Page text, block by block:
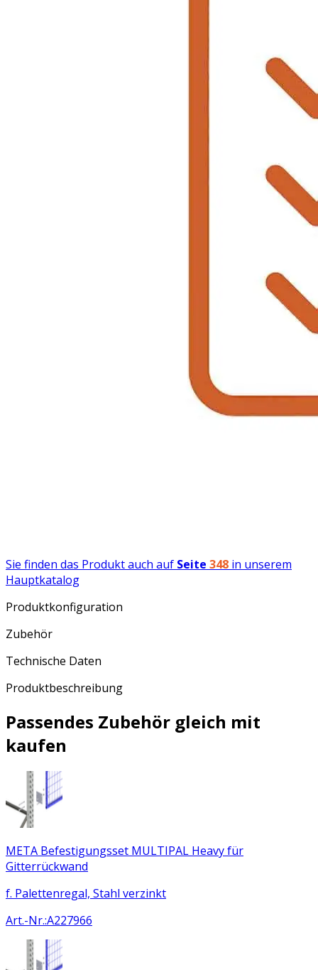
Sie finden das Produkt auch auf Seite 348 in unserem
Hauptkatalog
Produktkonfiguration
Zubehör
Technische Daten
Produktbeschreibung
Passendes Zubehör gleich mit
kaufen
META Befestigungsset MULTIPAL Heavy für
Gitterrückwand
f. Palettenregal, Stahl verzinkt
Art.-Nr.:A227966